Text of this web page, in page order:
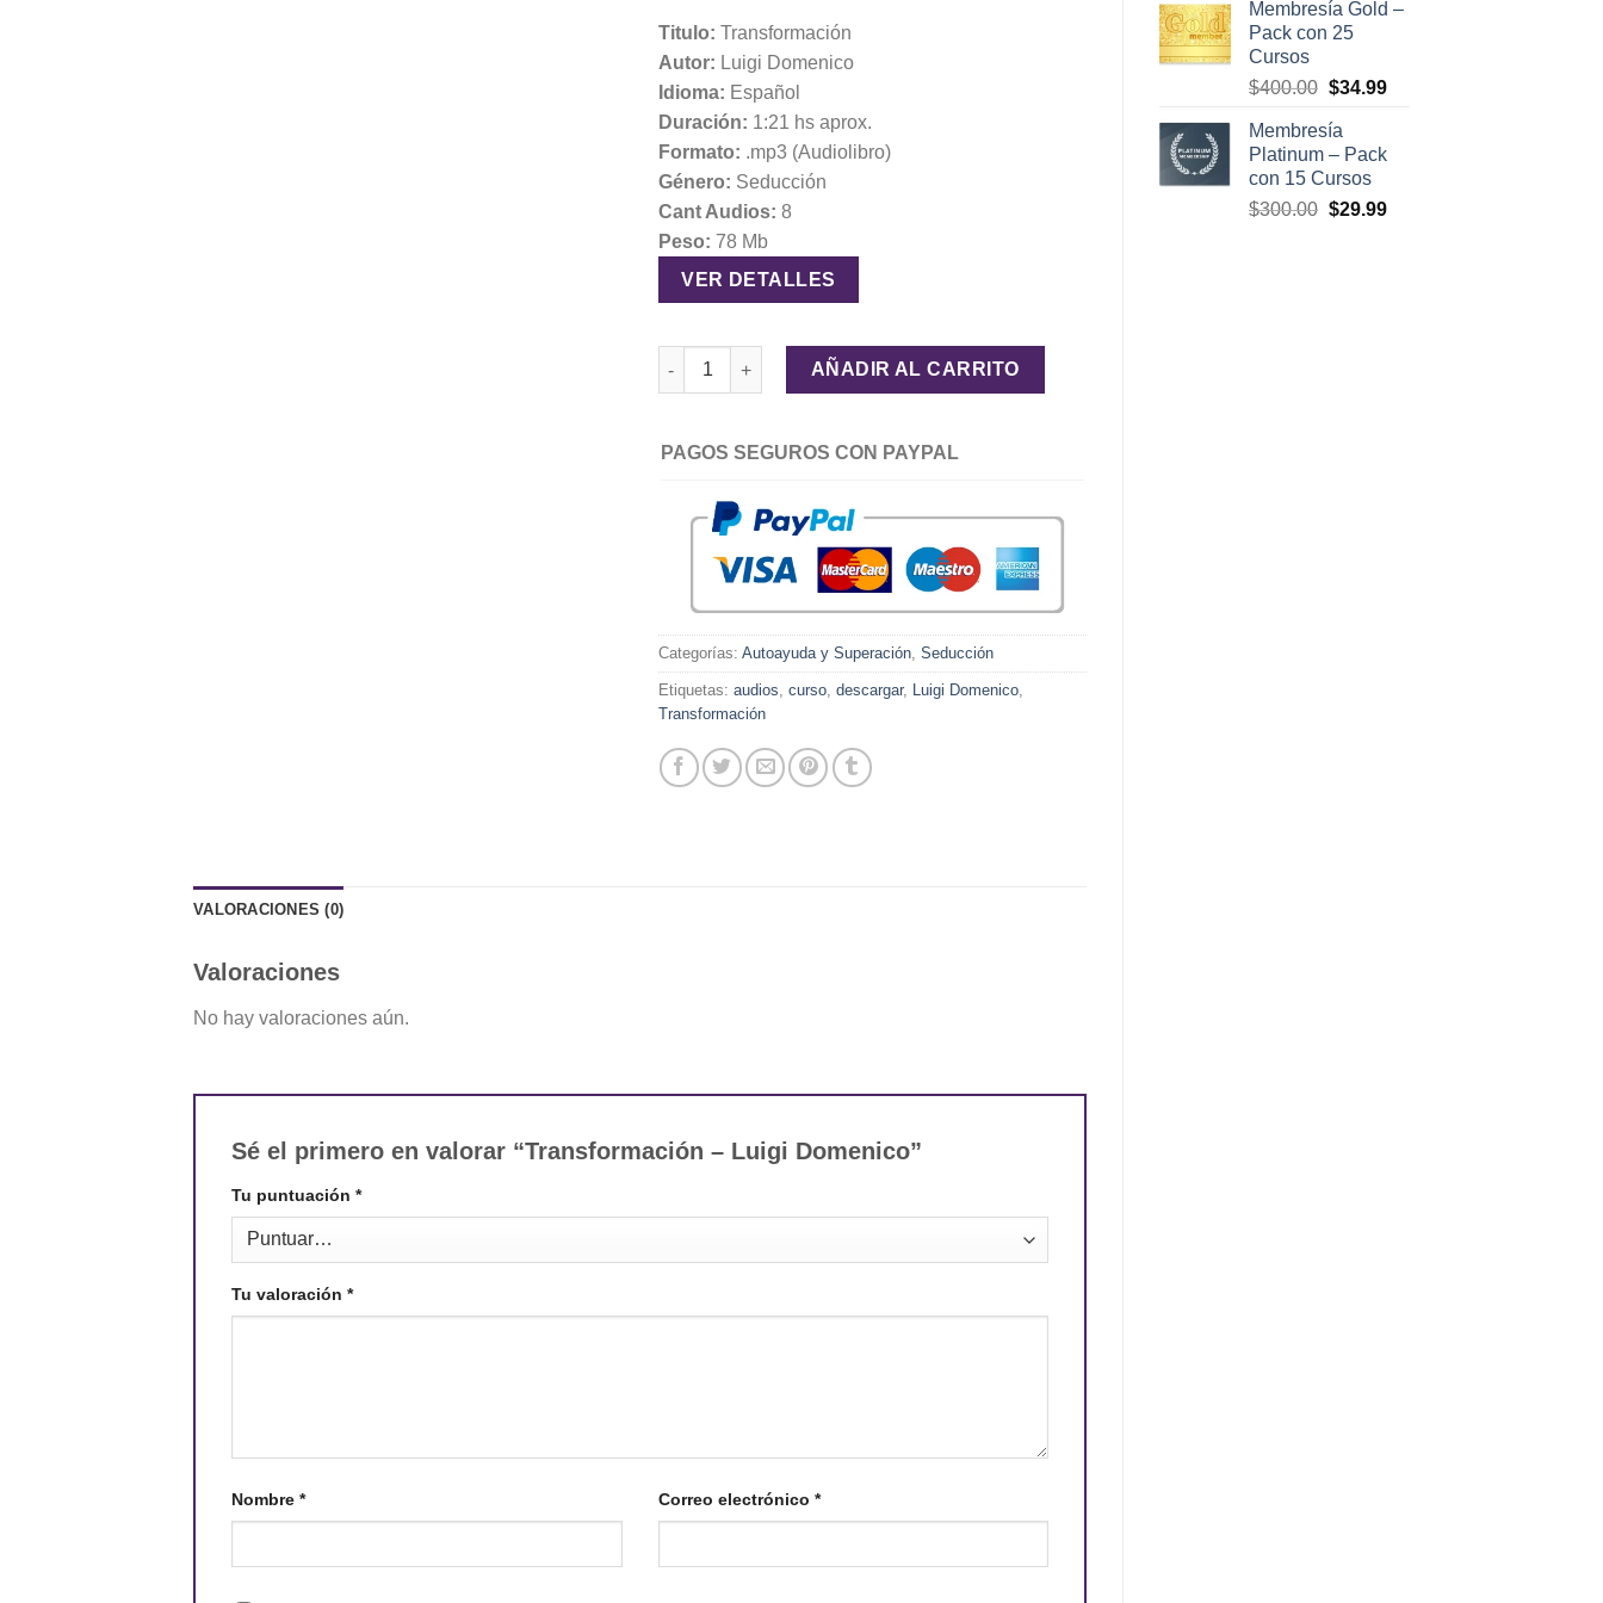
original
era:
actual
Membresía Gold –
Pack con 25
Cursos
$400.00 El
original
era:
$400.00.
$34.99El
es:
Membresía
Platinum – Pack
con 15 Cursos
$300.00 El
$29.99El
Titulo: Transformación
Autor: Luigi Domenico
Idioma: Español
Duración: 1:21 hs aprox.
Formato: .mp3 (Audiolibro)
Género: Seducción
Cant Audios: 8
Peso: 78 Mb
VER DETALLES
Transformación – Luigi Domenico cantidad
AÑADIR AL CARRITO
PAGOS SEGUROS CON PAYPAL
Categorías: Autoayuda y Superación, Seducción
Etiquetas: audios, curso, descargar, Luigi Domenico,
Transformación
VALORACIONES (0)
Valoraciones
No hay valoraciones aún.
Sé el primero en valorar “Transformación – Luigi Domenico”
Tu puntuación *
Tu valoración *
Nombre * Correo electrónico *